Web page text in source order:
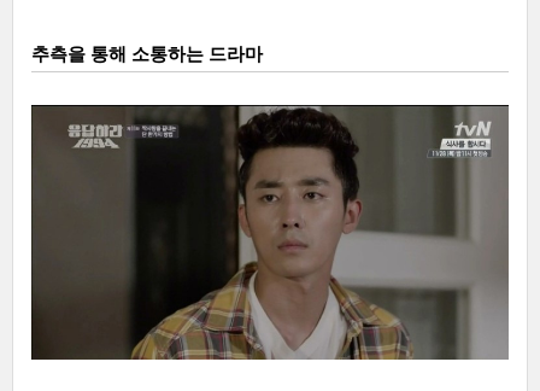
추측을 통해 소통하는 드라마